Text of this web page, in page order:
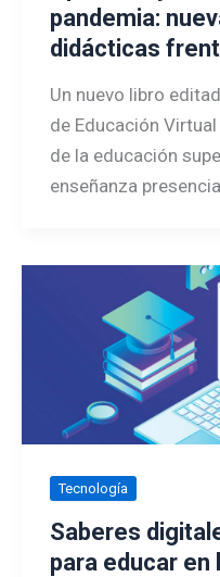
pandemia:
didácticas
Un nuevo libro
de Educación
de la educación
enseñanza
Tecnología
Saberes
para educar en